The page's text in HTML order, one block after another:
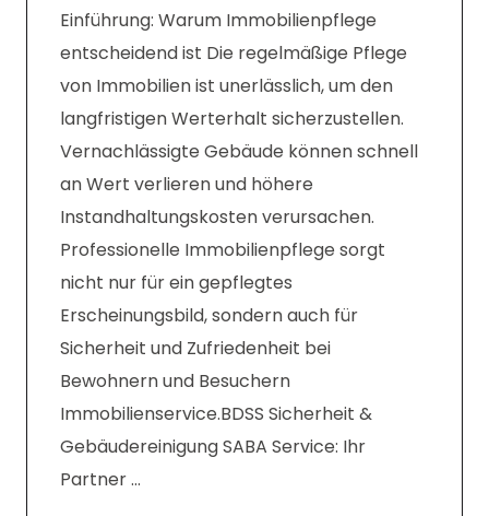
Einführung: Warum Immobilienpflege
entscheidend ist Die regelmäßige Pflege
von Immobilien ist unerlässlich, um den
langfristigen Werterhalt sicherzustellen.
Vernachlässigte Gebäude können schnell
an Wert verlieren und höhere
Instandhaltungskosten verursachen.
Professionelle Immobilienpflege sorgt
nicht nur für ein gepflegtes
Erscheinungsbild, sondern auch für
Sicherheit und Zufriedenheit bei
Bewohnern und Besuchern
Immobilienservice.BDSS Sicherheit &
Gebäudereinigung SABA Service: Ihr
Partner …